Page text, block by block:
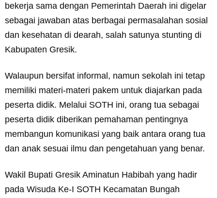
bekerja sama dengan Pemerintah Daerah ini digelar
sebagai jawaban atas berbagai permasalahan sosial
dan kesehatan di dearah, salah satunya stunting di
Kabupaten Gresik.
Walaupun bersifat informal, namun sekolah ini tetap
memiliki materi-materi pakem untuk diajarkan pada
peserta didik. Melalui SOTH ini, orang tua sebagai
peserta didik diberikan pemahaman pentingnya
membangun komunikasi yang baik antara orang tua
dan anak sesuai ilmu dan pengetahuan yang benar.
Wakil Bupati Gresik Aminatun Habibah yang hadir
pada Wisuda Ke-I SOTH Kecamatan Bungah